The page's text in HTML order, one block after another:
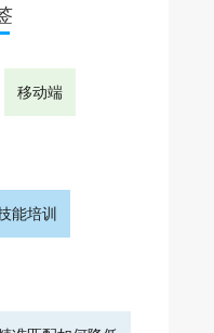
移动端
能培训